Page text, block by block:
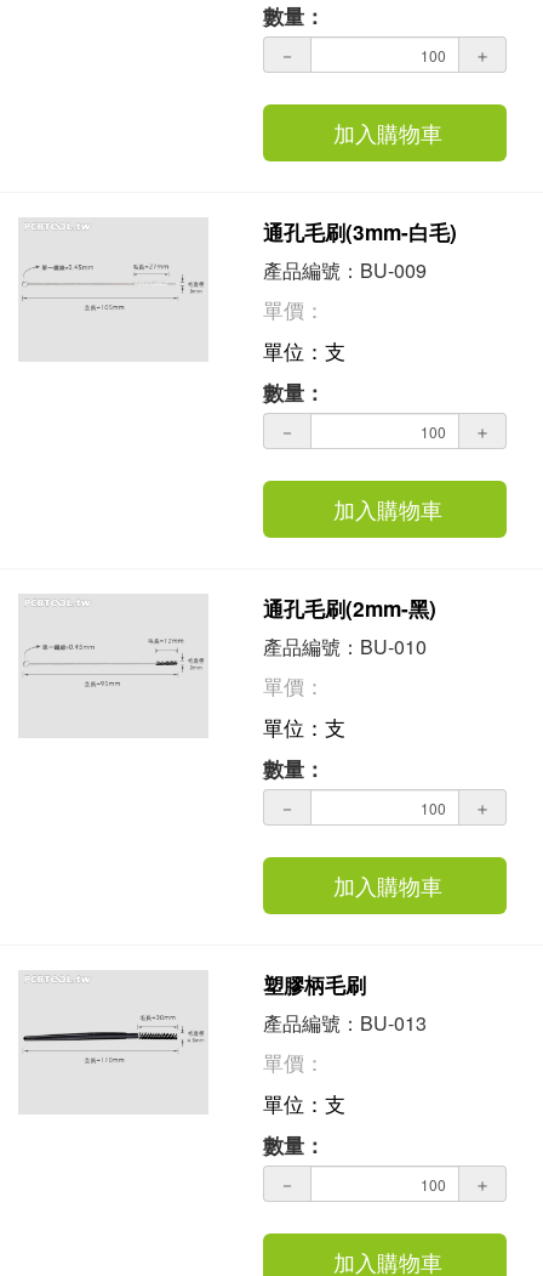
數量：
－ ＋
加入購物車
通孔毛刷(3mm-白毛)
產品編號：BU-009
單價：
單位：支
數量：
－ ＋
加入購物車
通孔毛刷(2mm-黑)
產品編號：BU-010
單價：
單位：支
數量：
－ ＋
加入購物車
塑膠柄毛刷
產品編號：BU-013
單價：
單位：支
數量：
－ ＋
加入購物車